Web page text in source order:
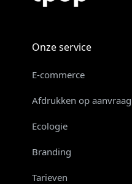
Onze service
E-commerce
Afdrukken op aanvraag
Ecologie
Branding
Tarieven